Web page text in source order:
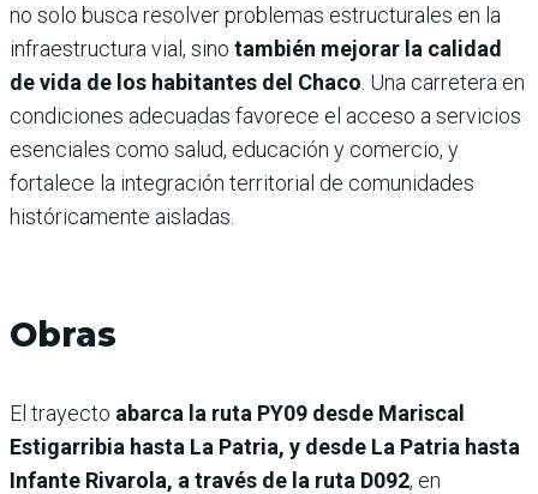
no solo busca resolver problemas estructurales en la
infraestructura vial, sino también mejorar la calidad
de vida de los habitantes del Chaco . Una carretera en
condiciones adecuadas favorece el acceso a servicios
esenciales como salud, educación y comercio, y
fortalece la integración territorial de comunidades
históricamente aisladas.
Obras
El trayecto abarca la ruta PY09 desde Mariscal
Estigarribia hasta La Patria, y desde La Patria hasta
Infante Rivarola, a través de la ruta D092, en